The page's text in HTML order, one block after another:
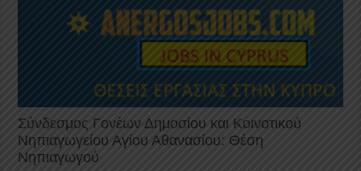
Σύνδεσμος Γονέων Δημοσίου και Κοινοτικού
Νηπιαγωγείου Αγίου Αθανασίου: Θέση
Νηπιαγωγού